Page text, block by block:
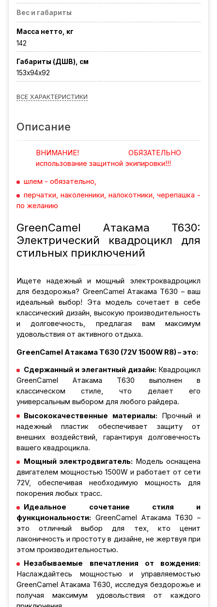
Вес и габариты
Масса нетто, кг
142
Габариты (ДШВ), см
153х94х92
ВСЕ ХАРАКТЕРИСТИКИ
Описание
ВНИМАНИЕ! ОБЯЗАТЕЛЬНО
использование защитной экипировки!!!
шлем - обязательно,
перчатки, наколенники, налокотники, черепашка -
по желанию
GreenCamel Атакама T630:
Электрический квадроцикл для
стильных приключений
Ищете надежный и мощный электроквадроцикл
для бездорожья? GreenCamel Атакама T630 – ваш
идеальный выбор! Эта модель сочетает в себе
классический дизайн, высокую производительность
и долговечность, предлагая вам максимум
удовольствия от активного отдыха.
GreenCamel Атакама T630 (72V 1500W R8) – это:
Сдержанный и элегантный дизайн: Квадроцикл
GreenCamel Атакама T630 выполнен в
классическом стиле, что делает его
универсальным выбором для любого райдера.
Высококачественные материалы: Прочный и
надежный пластик обеспечивает защиту от
внешних воздействий, гарантируя долговечность
вашего квадроцикла.
Мощный электродвигатель: Модель оснащена
двигателем мощностью 1500W и работает от сети
72V, обеспечивая необходимую мощность для
покорения любых трасс.
Идеальное сочетание стиля и
функциональности: GreenCamel Атакама T630 –
это отличный выбор для тех, кто ценит
лаконичность и простоту в дизайне, не жертвуя при
этом производительностью.
Незабываемые впечатления от вождения:
Наслаждайтесь мощностью и управляемостью
GreenCamel Атакама T630, исследуя бездорожье и
получая максимум удовольствия от каждого